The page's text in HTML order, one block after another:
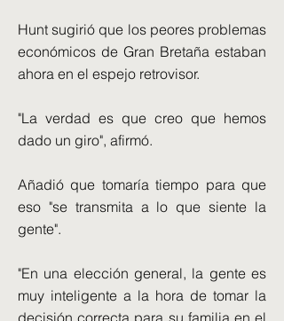
Hunt sugirió que los peores problemas
económicos de Gran Bretaña estaban
ahora en el espejo retrovisor.
"La verdad es que creo que hemos
dado un giro", afirmó.
Añadió que tomaría tiempo para que
eso "se transmita a lo que siente la
gente".
"En una elección general, la gente es
muy inteligente a la hora de tomar la
decisión correcta para su familia en el